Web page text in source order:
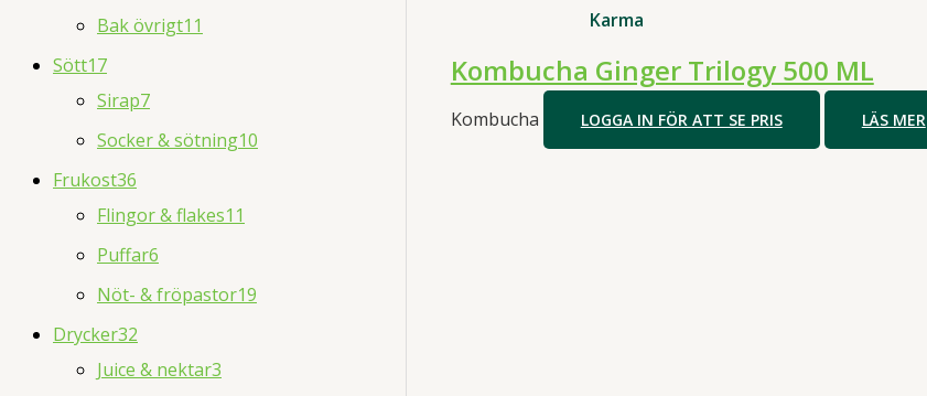
Bak övrigt11
Sött17
Sirap7
Socker & sötning10
Frukost36
Flingor & flakes11
Puffar6
Nöt- & fröpastor19
Drycker32
Juice & nektar3
Karma
Kombucha Ginger Trilogy 500 ML
Kombucha LOGGA IN FÖR ATT SE PRIS LÄS MER